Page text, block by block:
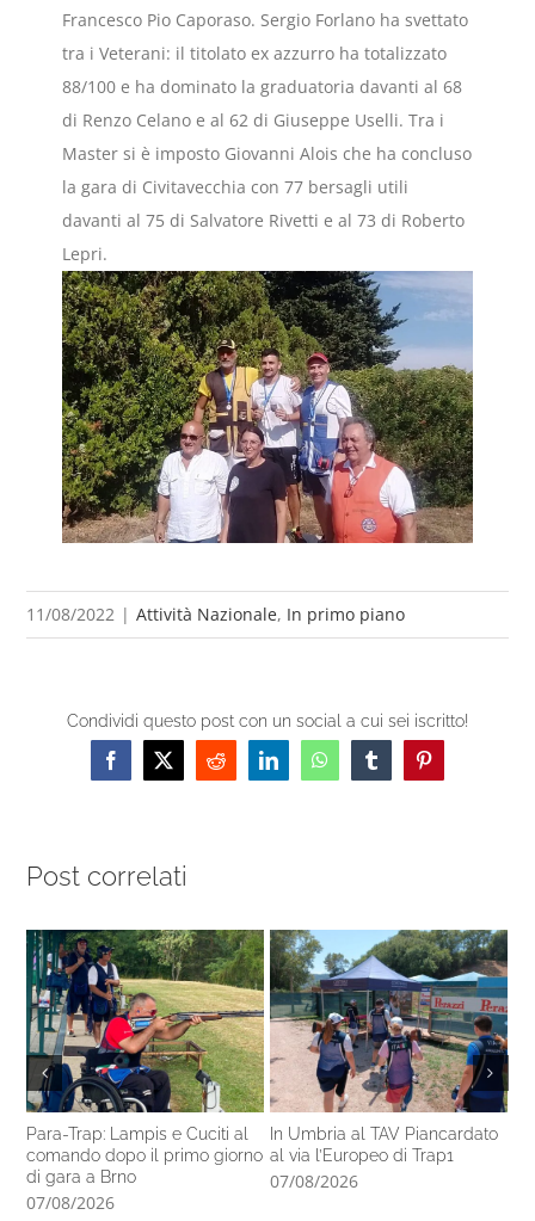
Francesco Pio Caporaso. Sergio Forlano ha svettato
tra i Veterani: il titolato ex azzurro ha totalizzato
88/100 e ha dominato la graduatoria davanti al 68
di Renzo Celano e al 62 di Giuseppe Uselli. Tra i
Master si è imposto Giovanni Alois che ha concluso
la gara di Civitavecchia con 77 bersagli utili
davanti al 75 di Salvatore Rivetti e al 73 di Roberto
Lepri.
11/08/2022 | Attività Nazionale, In primo piano
Condividi questo post con un social a cui sei iscritto!
Facebook
X RedditLinkedInWhatsAppTumblrPinterest
Post correlati
Para-Trap: Lampis e Cuciti al
comando dopo il primo giorno
di gara a Brno
07/08/2026
In Umbria al TAV Piancardato
al via l’Europeo di Trap1
07/08/2026